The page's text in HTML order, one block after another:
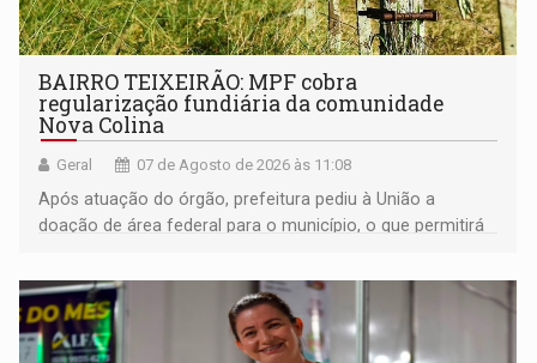
BAIRRO TEIXEIRÃO: MPF cobra
regularização fundiária da comunidade
Nova Colina
Geral 07 de Agosto de 2026 às 11:08
Após atuação do órgão, prefeitura pediu à União a
doação de área federal para o município, o que permitirá